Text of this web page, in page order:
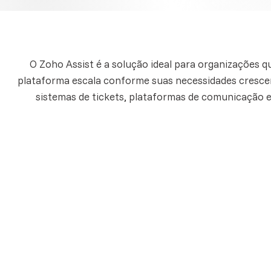
O Zoho Assist é a solução ideal para organizações
plataforma escala conforme suas necessidades
sistemas de tickets, plataformas de comunicação